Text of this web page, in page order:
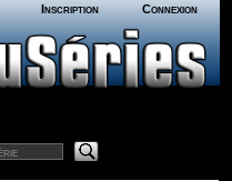
Inscription Connexion